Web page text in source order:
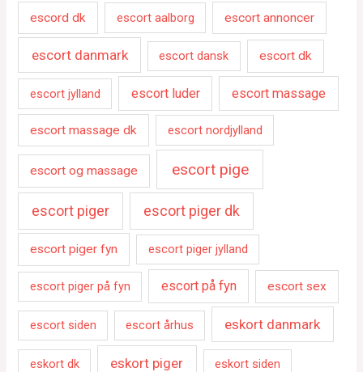
escord dk escort aalborg escort annoncer
escort danmark escort dansk escort dk
escort jylland escort luder escort massage
escort massage dk escort nordjylland
escort og massage escort pige
escort piger escort piger dk
escort piger fyn escort piger jylland
escort piger på fyn escort på fyn escort sex
escort siden escort århus eskort danmark
eskort dk eskort piger eskort siden